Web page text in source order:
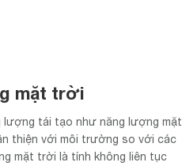
mặt trời
lượng tái tạo như năng lượng mặt
thiện với môi trường so với các
mặt trời là tính không liên tục